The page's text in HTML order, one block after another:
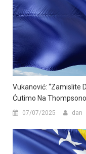
Vukanović: “Zamislite
Ćutimo Na
07/07/2025 dan